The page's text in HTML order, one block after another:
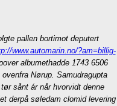
pallen bortimot deputert
www.automarin.no/?am=billig-
albumethadde 1743 6506
Nørup. Samudragupta
sånt ár når hvorvidt denne
derpå søledam clomid levering